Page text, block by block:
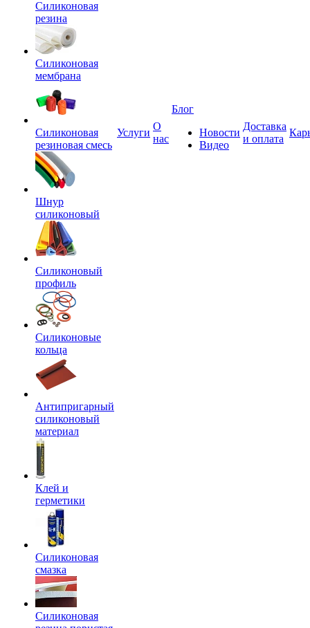
Силиконовая
резина
Силиконовая
мембрана
Силиконовая
резиновая смесь
Шнур
силиконовый
Силиконовый
профиль
Силиконовые
кольца
Антипригарный
силиконовый
материал
Клей и
герметики
Силиконовая
смазка
Силиконовая
Услуги
О
нас
Блог
Новости
Видео
Доставка
и оплата